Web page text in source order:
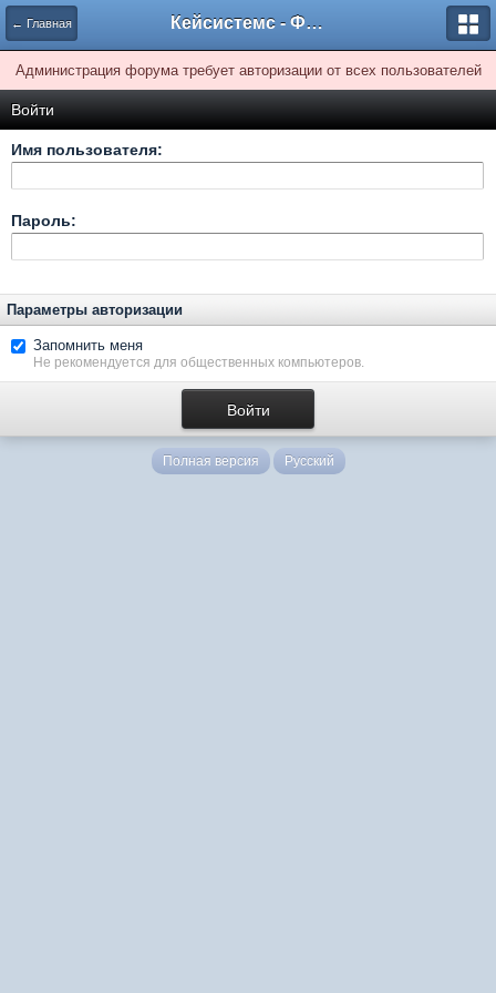
← Главная Кейсистемс - Форумы
Администрация форума требует авторизации от всех пользователей
Войти
Имя пользователя:
Пароль:
Параметры авторизации
Запомнить меня
Не рекомендуется для общественных компьютеров.
Полная версия Русский